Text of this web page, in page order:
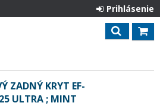
Prihlásenie
ZADNÝ KRYT EF-
ULTRA ; MINT